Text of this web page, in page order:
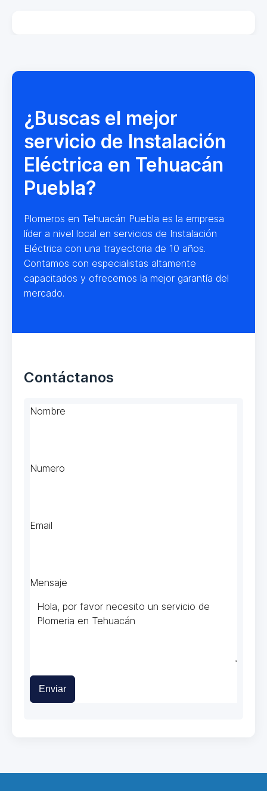
¿Buscas el mejor
servicio de Instalación
Eléctrica en Tehuacán
Puebla?
Plomeros en Tehuacán Puebla es la empresa
líder a nivel local en servicios de Instalación
Eléctrica con una trayectoria de 10 años.
Contamos con especialistas altamente
capacitados y ofrecemos la mejor garantía del
mercado.
Contáctanos
Nombre
Numero
Email
Mensaje
Enviar